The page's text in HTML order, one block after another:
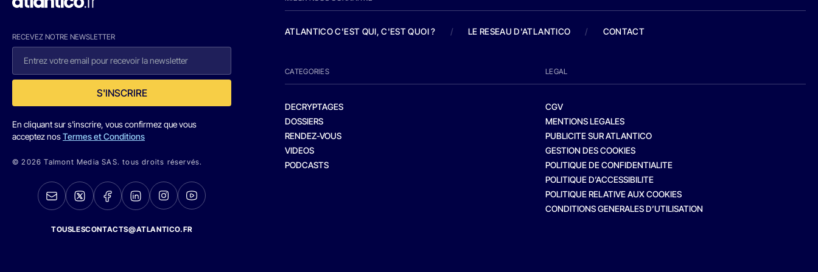
RECEVEZ NOTRE NEWSLETTER
S'INSCRIRE
En cliquant sur s'inscrire, vous confirmez que vous
acceptez nosTermes et Conditions
© 2026 Talmont Media SAS. tous droits réservés.
TOUSLESCONTACTS@ATLANTICO.FR
ATLANTICO C'EST QUI, C'EST QUOI ? / LE RESEAU D'ATLANTICO / CONTACT
CATEGORIES
DECRYPTAGES
DOSSIERS
RENDEZ-VOUS
VIDEOS
PODCASTS
LEGAL
CGV
MENTIONS LEGALES
PUBLICITE SUR ATLANTICO
GESTION DES COOKIES
POLITIQUE DE CONFIDENTIALITE
POLITIQUE D’ACCESSIBILITE
POLITIQUE RELATIVE AUX COOKIES
CONDITIONS GENERALES D’UTILISATION